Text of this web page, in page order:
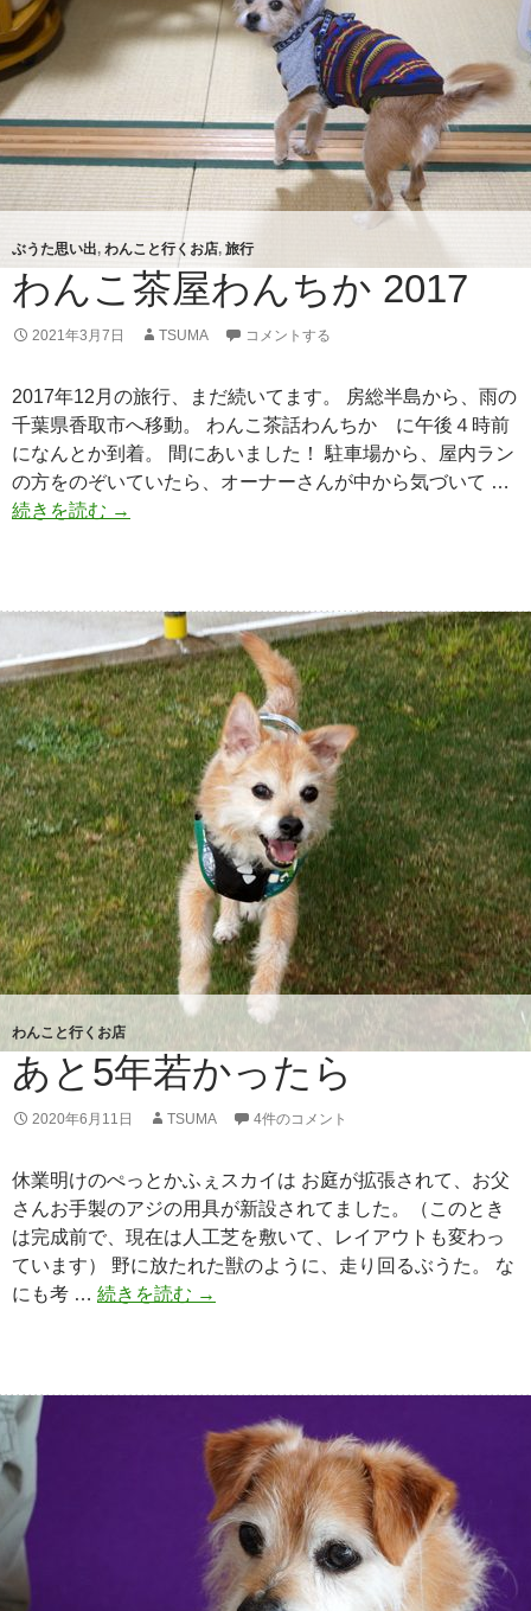
7
ぶうた思い出, わんこと行くお店, 旅行
わんこ茶屋わんちか 2017
2021年3月7日 TSUMA コメントする
2017年12月の旅行、まだ続いてます。 房総半島から、雨の
千葉県香取市へ移動。 わんこ茶話わんちか に午後４時前
になんとか到着。 間にあいました！ 駐車場から、屋内ラン
の方をのぞいていたら、オーナーさんが中から気づいて …
続きを読む わ
わ
ん
ち
か
2
0
1
7
→
わんこと行くお店
あと5年若かったら
2020年6月11日 TSUMA 4件のコメント
休業明けのぺっとかふぇスカイは お庭が拡張されて、お父
さんお手製のアジの用具が新設されてました。（このとき
は完成前で、現在は人工芝を敷いて、レイアウトも変わっ
ています） 野に放たれた獣のように、走り回るぶうた。 な
にも考 … 続きを読む あ
か
っ
た
ら
→